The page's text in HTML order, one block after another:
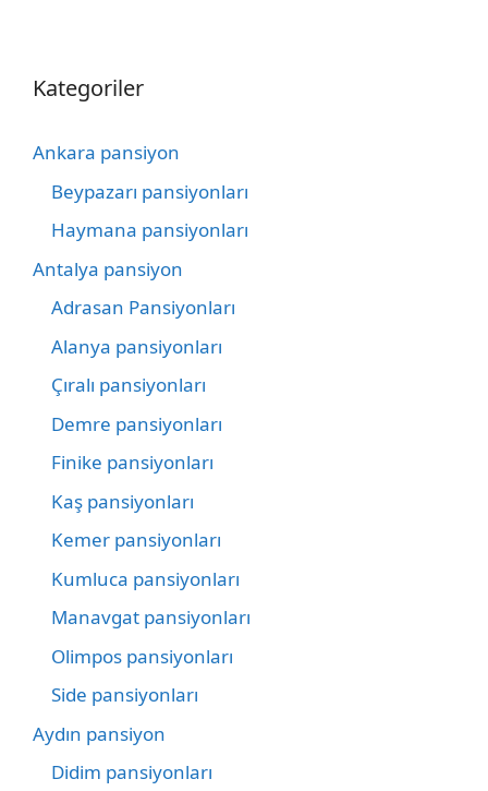
Kategoriler
Ankara pansiyon
Beypazarı pansiyonları
Haymana pansiyonları
Antalya pansiyon
Adrasan Pansiyonları
Alanya pansiyonları
Çıralı pansiyonları
Demre pansiyonları
Finike pansiyonları
Kaş pansiyonları
Kemer pansiyonları
Kumluca pansiyonları
Manavgat pansiyonları
Olimpos pansiyonları
Side pansiyonları
Aydın pansiyon
Didim pansiyonları